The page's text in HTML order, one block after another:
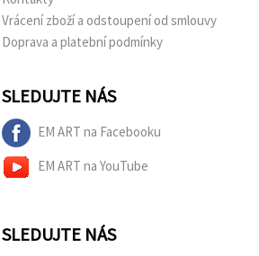
Vrácení zboží a odstoupení od smlouvy
Doprava a platební podmínky
SLEDUJTE NÁS
EM ART na Facebooku
EM ART na YouTube
SLEDUJTE NÁS